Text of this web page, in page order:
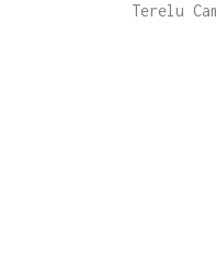
Terelu